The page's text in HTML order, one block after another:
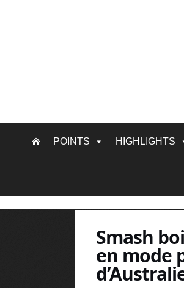
POINTS HIGHLIGHTS
Smash
en mode